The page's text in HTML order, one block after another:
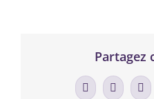
Partagez
Facebook
X